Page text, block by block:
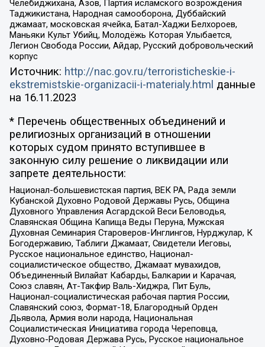
Челебиджихана, Азов, Партия исламского возрождения
Таджикистана, Народная самооборона, Дуббайский
джамаат, московская ячейка, Батал-Хаджи Белхороев,
Маньяки Культ Убийц, Молодёжь Которая Улыбается,
Легион Свобода России, Айдар, Русский добровольческий
корпус
Источник: http://nac.gov.ru/terroristicheskie-i-
ekstremistskie-organizacii-i-materialy.html данные
на 16.11.2023
* Перечень общественных объединений и
религиозных организаций в отношении
которых судом принято вступившее в
законную силу решение о ликвидации или
запрете деятельности:
Национал-большевистская партия, ВЕК РА, Рада земли
Кубанской Духовно Родовой Державы Русь, Община
Духовного Управления Асгардской Веси Беловодья,
Славянская Община Капища Веды Перуна, Мужская
Духовная Семинария Староверов-Инглингов, Нурджулар, К
Богодержавию, Таблиги Джамаат, Свидетели Иеговы,
Русское национальное единство, Национал-
социалистическое общество, Джамаат мувахидов,
Объединенный Вилайат Кабарды, Балкарии и Карачая,
Союз славян, Ат-Такфир Валь-Хиджра, Пит Буль,
Национал-социалистическая рабочая партия России,
Славянский союз, Формат-18, Благородный Орден
Дьявола, Армия воли народа, Национальная
Социалистическая Инициатива города Череповца,
Духовно-Родовая Держава Русь, Русское национальное